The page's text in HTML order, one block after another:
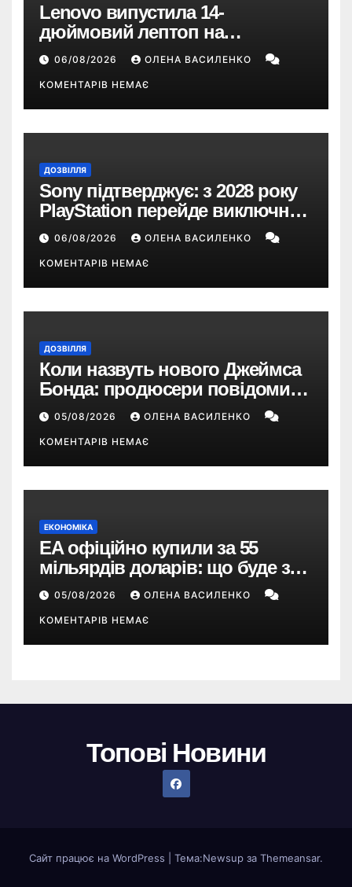
Lenovo випустила 14-
дюймовий лептоп на
Snapdragon X2 з автономністю
понад 33 години
06/08/2026 ОЛЕНА ВАСИЛЕНКО
КОМЕНТАРІВ НЕМАЄ
ДОЗВІЛЛЯ
Sony підтверджує: з 2028 року
PlayStation перейде виключно
на цифрові ігри
06/08/2026 ОЛЕНА ВАСИЛЕНКО
КОМЕНТАРІВ НЕМАЄ
ДОЗВІЛЛЯ
Коли назвуть нового Джеймса
Бонда: продюсери повідомили
про терміни кастингу
05/08/2026 ОЛЕНА ВАСИЛЕНКО
КОМЕНТАРІВ НЕМАЄ
ЕКОНОМІКА
EA офіційно купили за 55
мільярдів доларів: що буде з
EA Sports FC, Battlefield і The
Sims
05/08/2026 ОЛЕНА ВАСИЛЕНКО
КОМЕНТАРІВ НЕМАЄ
Топові Новини
Сайт працює на WordPress Тема:Newsup за Themeansar.